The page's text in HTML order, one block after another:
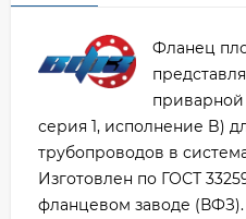
Фланец
приварной
серия 1, исполнение B)
трубопроводов в
Изготовлен по ГОСТ
фланцевом заводе